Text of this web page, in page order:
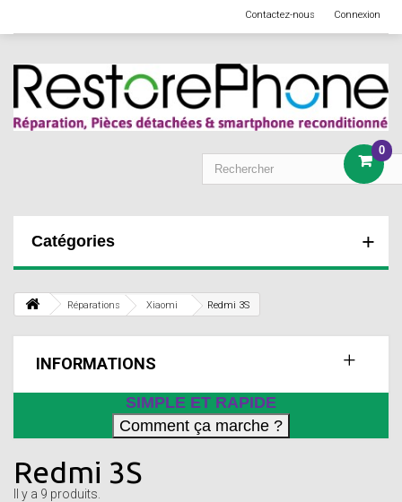
Connexion
Contactez-nous
0
Catégories
Réparations Xiaomi Redmi 3S
INFORMATIONS
SIMPLE ET RAPIDE
Redmi 3S
Il y a 9 produits.